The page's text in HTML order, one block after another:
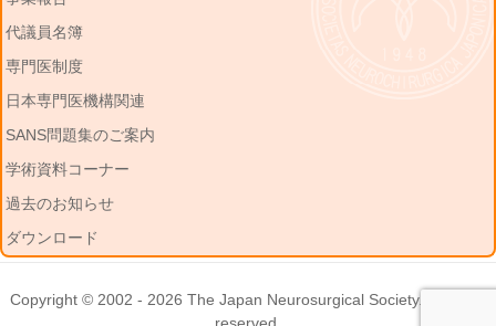
代議員名簿
専門医制度
日本専門医機構関連
SANS問題集のご案内
学術資料コーナー
過去のお知らせ
ダウンロード
Copyright © 2002 - 2026 The Japan Neurosurgical Society. All rights